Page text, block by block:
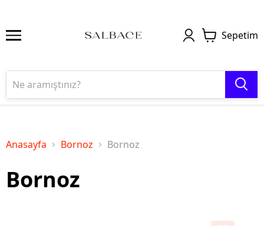
Sepetim
Anasayfa Bornoz Bornoz
Bornoz